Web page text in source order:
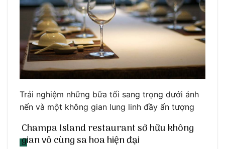
Trải nghiệm những bữa tối sang trọng dưới ánh
nến và một không gian lung linh đầy ấn tượng
Champa Island restaurant sở hữu không
gian vô cùng sa hoa hiện đại